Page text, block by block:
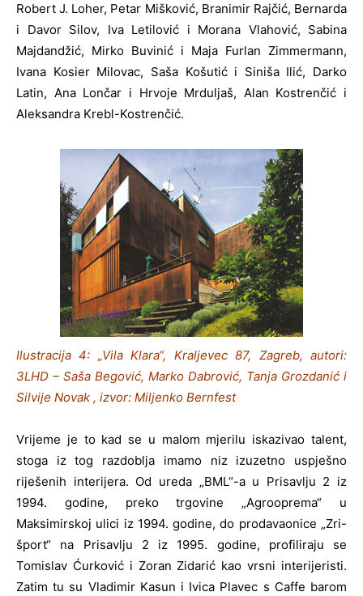
Robert J. Loher, Petar Mišković, Branimir Rajčić, Bernarda
i Davor Silov, Iva Letilović i Morana Vlahović, Sabina
Majdandžić, Mirko Buvinić i Maja Furlan Zimmermann,
Ivana Kosier Milovac, Saša Košutić i Siniša Ilić, Darko
Latin, Ana Lončar i Hrvoje Mrduljaš, Alan Kostrenčić i
Aleksandra Krebl-Kostrenčić.
Ilustracija 4: „Vila Klara“, Kraljevec 87, Zagreb, autori:
3LHD – Saša Begović, Marko Dabrović, Tanja Grozdanić i
Silvije Novak , izvor: Miljenko Bernfest
Vrijeme je to kad se u malom mjerilu iskazivao talent,
stoga iz tog razdoblja imamo niz izuzetno uspješno
riješenih interijera. Od ureda „BML“-a u Prisavlju 2 iz
1994. godine, preko trgovine „Agrooprema“ u
Maksimirskoj ulici iz 1994. godine, do prodavaonice „Zri-
šport“ na Prisavlju 2 iz 1995. godine, profiliraju se
Tomislav Ćurković i Zoran Zidarić kao vrsni interijeristi.
Zatim tu su Vladimir Kasun i Ivica Plavec s Caffe barom